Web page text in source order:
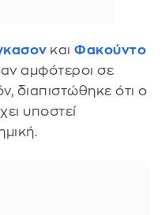
και Φακούντο
αμφότεροι σε
διαπιστώθηκε ότι ο
υποστεί